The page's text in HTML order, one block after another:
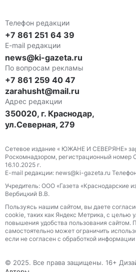
Телефон редакции
+7 861 251 64 39
E-mail редакции
news@ki-gazeta.ru
По вопросам рекламы
+7 861 259 40 47
zarahusht@mail.ru
Адрес редакции
350020, г. Краснодар,
ул.Северная, 279
Сетевое издание « ЮЖАНЕ И СЕВЕРЯНЕ»
Роскомнадзором, регистрационный
16.10.2025 г.
E-mail редакции: news@ki-gazeta.ru
Учредитель: ООО «Газета «Краснодарские
Вербицкий В.В.
Пользуясь нашим сайтом, вы даете
сооkіе, таких как Яндекс Метрика, с целью
повышения удобства пользования сайтом.
самостоятельно может ограничить
если не согласен с обработкой
© 2025. Все права защищены. 16+